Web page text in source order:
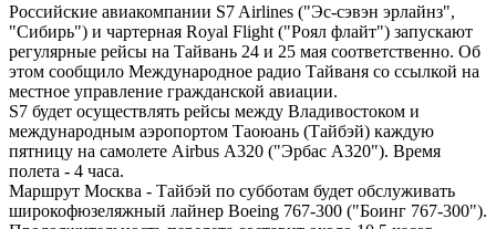
Российские авиакомпании S7 Airlines ("Эс-сэвэн эрлайнз",
"Сибирь") и чартерная Royal Flight ("Роял флайт") запускают
регулярные рейсы на Тайвань 24 и 25 мая соответственно. Об
этом сообщило Международное радио Тайваня со ссылкой на
местное управление гражданской авиации.
S7 будет осуществлять рейсы между Владивостоком и
международным аэропортом Таоюань (Тайбэй) каждую
пятницу на самолете Airbus А320 ("Эрбас А320"). Время
полета - 4 часа.
Маршрут Москва - Тайбэй по субботам будет обслуживать
широкофюзеляжный лайнер Boeing 767-300 ("Боинг 767-300").